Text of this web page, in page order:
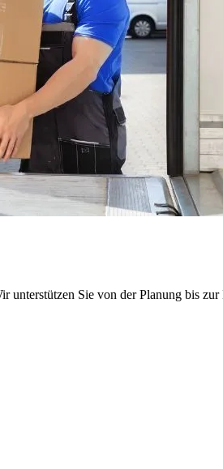
unterstützen Sie von der Planung bis